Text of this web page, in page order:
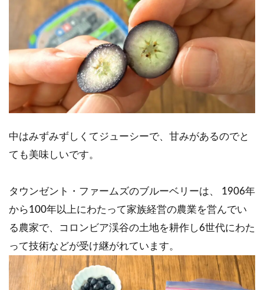
中はみずみずしくてジューシーで、甘みがあるのでと
ても美味しいです。
タウンゼント・ファームズのブルーベリーは、 1906年
から100年以上にわたって家族経営の農業を営んでい
る農家で、コロンビア渓谷の土地を耕作し6世代にわた
って技術などが受け継がれています。